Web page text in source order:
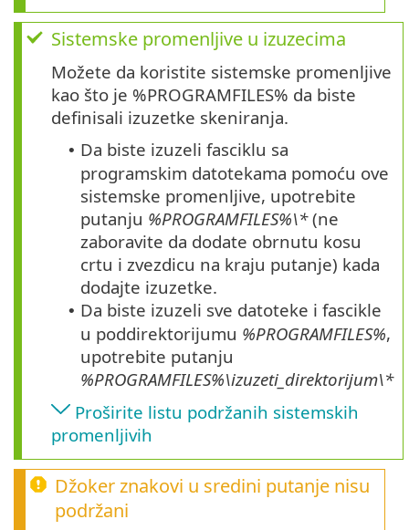
Sistemske promenljive u izuzecima
Možete da koristite sistemske promenljive
kao što je %PROGRAMFILES% da biste
definisali izuzetke skeniranja.
• Da biste izuzeli fasciklu sa
programskim datotekama pomoću ove
sistemske promenljive, upotrebite
putanju %PROGRAMFILES%\*(ne
zaboravite da dodate obrnutu kosu
crtu i zvezdicu na kraju putanje) kada
dodajte izuzetke.
• Da biste izuzeli sve datoteke i fascikle
u poddirektorijumu %PROGRAMFILES%,
upotrebite putanju
%PROGRAMFILES%\izuzeti_direktorijum\*
Proširite listu podržanih sistemskih
promenljivih
Džoker znakovi u sredini putanje nisu
podržani